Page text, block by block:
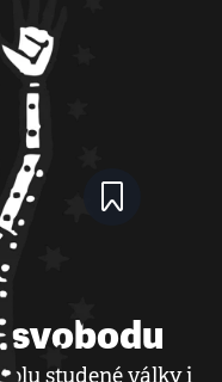
svobodu
studené války i